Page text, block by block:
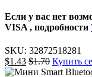
Если у вас нет
VISA , подробности
SKU: 32872518281
$1.43 $1.70 Купить